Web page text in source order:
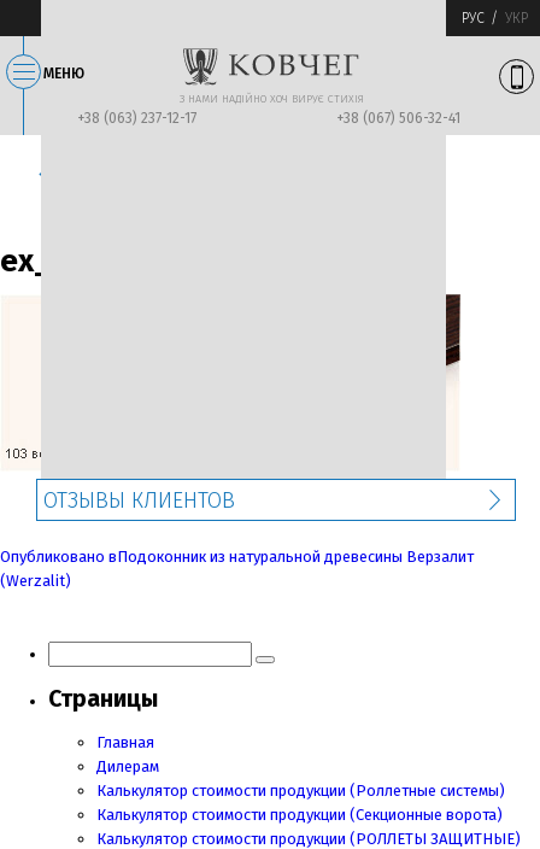
РУС УКР
МЕНЮ
З НАМИ НАДIЙНО ХОЧ ВИРУЄ СТИХIЯ
+38 (063) 237-12-17 +38 (067) 506-32-41
← Вернуться назад
ex_gr_14
ОТЗЫВЫ КЛИЕНТОВ
Навигация
по
Опубликовано вПодоконник из натуральной древесины Верзалит
(Werzalit)
Страницы
Главная
Дилерам
Калькулятор стоимости продукции (Роллетные системы)
Калькулятор стоимости продукции (Секционные ворота)
Калькулятор стоимости продукции (РОЛЛЕТЫ ЗАЩИТНЫЕ)